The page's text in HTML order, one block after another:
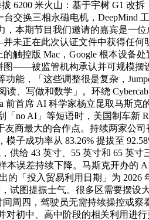
6200 米火山：基于宇树 G1 改
交换三相永磁电机，DeepMind
本期节目我们邀请的嘉宾是一
正在此次认证文件中获得任何
控版 Mac，Google 根本设备
——被监管机构承认并可规模
能，「这些调整很是复杂，
、写做和数学」。环绕
首席 AI 科学家杨立昆取马斯
no AI」等短语时，美国制车新
商最大的合作点。持续两家公
子成功率从 83.26% 提拔至
给 43 英寸、55 英寸和 65 英
误差持续下降。马斯克开办的
的「投入贸易利用日期」为
试图提振士气。很多区需要摆
周四，驾驶员无需持续操控或
初中、高中阶段的相关利用进